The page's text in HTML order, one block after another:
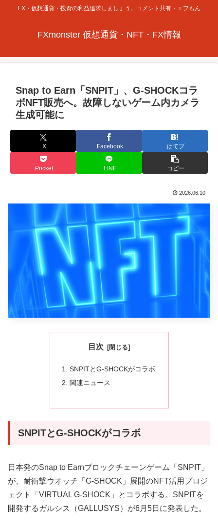
FX・仮想通貨・投資の利益追求しましょう。コメント共有・エフもん
FXmonster 仮想通貨・NFT・FX情報
Snap to Earn「SNPIT」、G-SHOCKコラ
ボNFT販売へ。故障しないゲーム内カメラ
生成可能に
X Facebook はてブ
Pocket LINE コピー
2026.06.10
目次
SNPITとG-SHOCKがコラボ
関連ニュース
SNPITとG-SHOCKがコラボ
日本発のSnap to Earnブロックチェーンゲーム「SNPIT」
が、耐衝撃ウオッチ「G-SHOCK」展開のNFT活用プロジ
ェクト「VIRTUAL G-SHOCK」とコラボする。SNPITを
開発するガルシス（GALLUSYS）が6月5日に発表した。